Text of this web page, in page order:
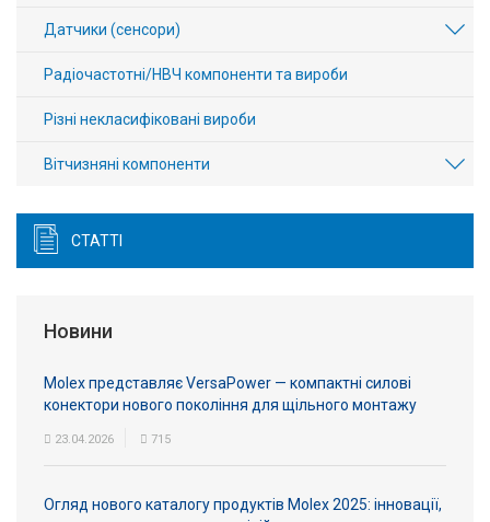
Датчики (сенсори)
Радіочастотні/НВЧ компоненти та вироби
Різні некласифіковані вироби
Вітчизняні компоненти
СТАТТІ
Новини
Molex представляє VersaPower — компактні силові
конектори нового покоління для щільного монтажу
23.04.2026 715
Огляд нового каталогу продуктів Molex 2025: інновації,